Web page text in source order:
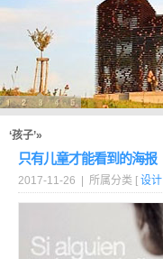
‘孩子’»
只有儿童才能看到的海报
2017-11-26 | 所属分类 [ 设计